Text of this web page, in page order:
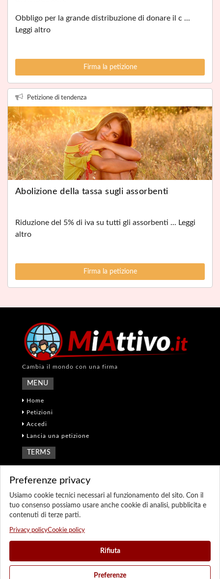
Obbligo per la grande distribuzione di donare il c ...
Leggi altro
Firma la petizione
Petizione di tendenza
Abolizione della tassa sugli assorbenti
Riduzione del 5% di iva su tutti gli assorbenti ... Leggi
altro
Firma la petizione
Cambia il mondo con una firma
MENU
Home
Petizioni
Accedi
Lancia una petizione
TERMS
Privacy policy
Cookie policy
Preferenze cookie
Sitemap
CONTATTI
E-mail: info@adcapital.it
Preferenze privacy
Usiamo cookie tecnici necessari al funzionamento del sito. Con il
tuo consenso possiamo usare anche cookie di analisi, pubblicita e
contenuti di terze parti.
Privacy policyCookie policy
Rifiuta
Preferenze